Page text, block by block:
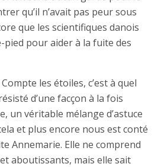
qu’il n’avait pas peur sous
que les scientifiques danois
pied pour aider à la fuite des
les étoiles, c’est à quel
d’une facçon à la fois
un véritable mélange d’astuce
et plus encore nous est conté
Annemarie. Elle ne comprend
aboutissants, mais elle sait